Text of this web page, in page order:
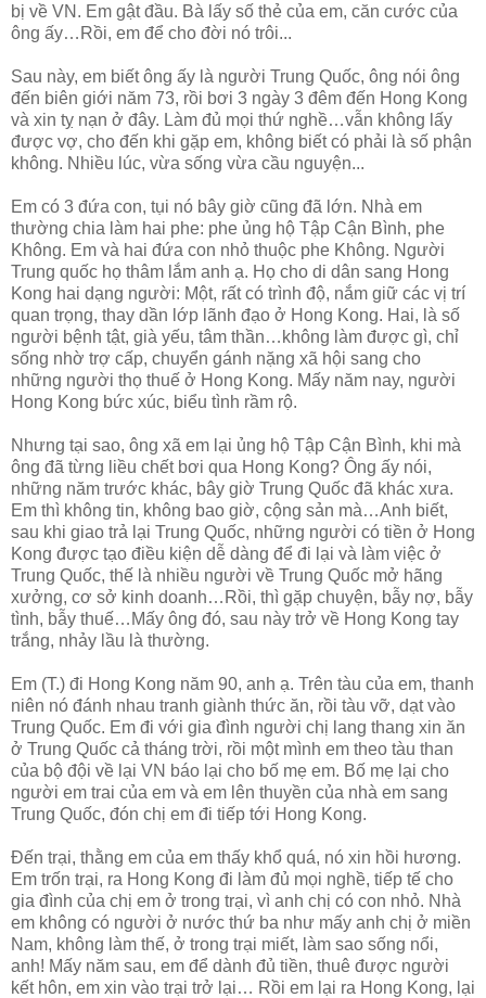
bị về VN. Em gật đầu. Bà lấy số thẻ của em, căn cước của
ông ấy…Rồi, em để cho đời nó trôi...
Sau này, em biết ông ấy là người Trung Quốc, ông nói ông
đến biên giới năm 73, rồi bơi 3 ngày 3 đêm đến Hong Kong
và xin tỵ nạn ở đây. Làm đủ mọi thứ nghề…vẫn không lấy
được vợ, cho đến khi gặp em, không biết có phải là số phận
không. Nhiều lúc, vừa sống vừa cầu nguyện...
Em có 3 đứa con, tụi nó bây giờ cũng đã lớn. Nhà em
thường chia làm hai phe: phe ủng hộ Tập Cận Bình, phe
Không. Em và hai đứa con nhỏ thuộc phe Không. Người
Trung quốc họ thâm lắm anh ạ. Họ cho di dân sang Hong
Kong hai dạng người: Một, rất có trình độ, nắm giữ các vị trí
quan trọng, thay dần lớp lãnh đạo ở Hong Kong. Hai, là số
người bệnh tật, già yếu, tâm thần…không làm được gì, chỉ
sống nhờ trợ cấp, chuyển gánh nặng xã hội sang cho
những người thọ thuế ở Hong Kong. Mấy năm nay, người
Hong Kong bức xúc, biểu tình rầm rộ.
Nhưng tại sao, ông xã em lại ủng hộ Tập Cận Bình, khi mà
ông đã từng liều chết bơi qua Hong Kong? Ông ấy nói,
những năm trước khác, bây giờ Trung Quốc đã khác xưa.
Em thì không tin, không bao giờ, cộng sản mà…Anh biết,
sau khi giao trả lại Trung Quốc, những người có tiền ở Hong
Kong được tạo điều kiện dễ dàng để đi lại và làm việc ở
Trung Quốc, thế là nhiều người về Trung Quốc mở hãng
xưởng, cơ sở kinh doanh…Rồi, thì gặp chuyện, bẫy nợ, bẫy
tình, bẫy thuế…Mấy ông đó, sau này trở về Hong Kong tay
trắng, nhảy lầu là thường.
Em (T.) đi Hong Kong năm 90, anh ạ. Trên tàu của em, thanh
niên nó đánh nhau tranh giành thức ăn, rồi tàu vỡ, dạt vào
Trung Quốc. Em đi với gia đình người chị lang thang xin ăn
ở Trung Quốc cả tháng trời, rồi một mình em theo tàu than
của bộ đội về lại VN báo lại cho bố mẹ em. Bố mẹ lại cho
người em trai của em và em lên thuyền của nhà em sang
Trung Quốc, đón chị em đi tiếp tới Hong Kong.
Đến trại, thằng em của em thấy khổ quá, nó xin hồi hương.
Em trốn trại, ra Hong Kong đi làm đủ mọi nghề, tiếp tế cho
gia đình của chị em ở trong trại, vì anh chị có con nhỏ. Nhà
em không có người ở nước thứ ba như mấy anh chị ở miền
Nam, không làm thế, ở trong trại miết, làm sao sống nổi,
anh! Mấy năm sau, em để dành đủ tiền, thuê được người
kết hôn, em xin vào trại trở lại… Rồi em lại ra Hong Kong, lại